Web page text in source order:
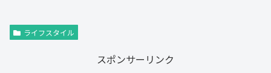
ライフスタイル
スポンサーリンク